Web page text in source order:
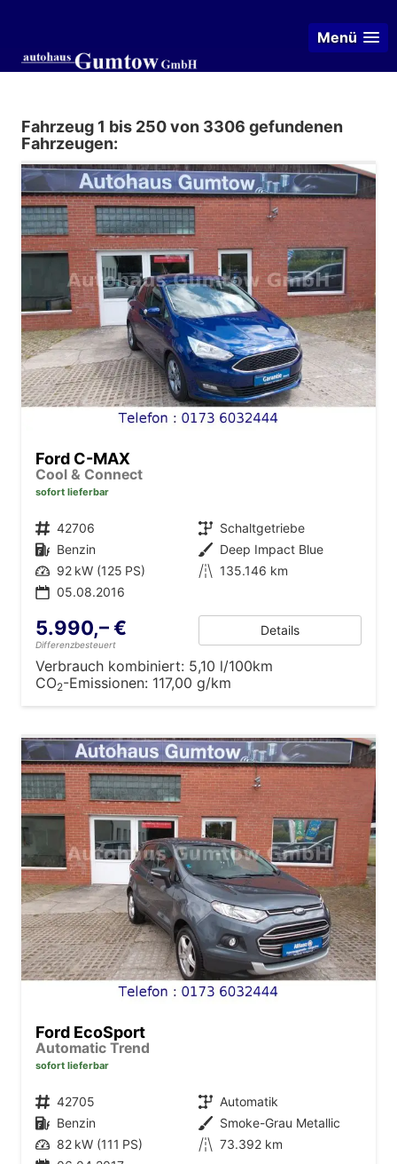
Menü
Fahrzeug 1 bis 250 von 3306 gefundenen
Fahrzeugen:
Ford C-MAX
Cool & Connect
sofort lieferbar
Fahrzeugnr. 42706 Getriebe Schaltgetriebe
Kraftstoff Benzin Außenfarbe Deep Impact Blue
Leistung 92 kW (125 PS) Kilometerstand 135.146 km
05.08.2016
5.990,– €
Differenzbesteuert
Details
Verbrauch kombiniert: 5,10 l/100km
CO2-Emissionen: 117,00 g/km
Ford EcoSport
Automatic Trend
sofort lieferbar
Fahrzeugnr. 42705 Getriebe Automatik
Kraftstoff Benzin Außenfarbe Smoke-Grau Metallic
Leistung 82 kW (111 PS) Kilometerstand 73.392 km